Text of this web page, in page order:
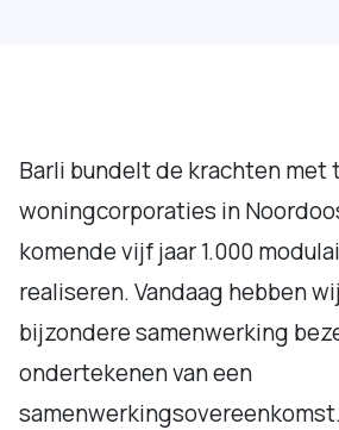
Barli bundelt de krachten met
woningcorporaties in
komende vijf jaar 1.000
realiseren. Vandaag hebben
bijzondere samenwerking
ondertekenen van een